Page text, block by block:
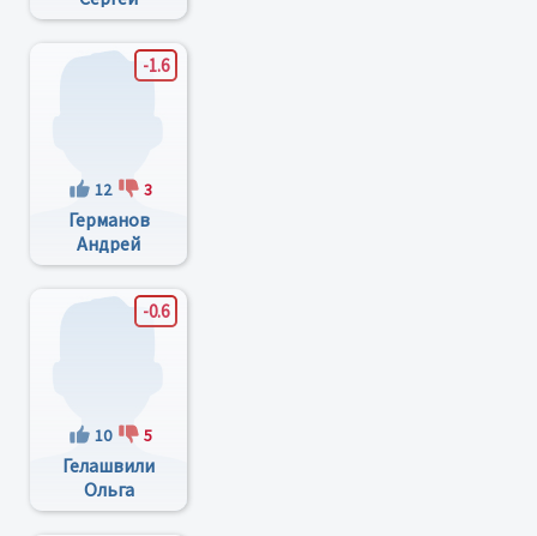
Николаевич
-1.6
12 3
Германов
Андрей
Владимирович
-0.6
10 5
Гелашвили
Ольга
Анатольевна